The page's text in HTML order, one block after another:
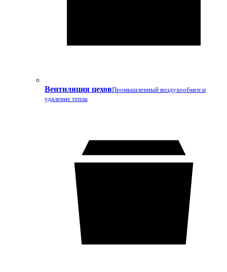
Вентиляция цеховПромышленный воздухообмен и
удаление тепла